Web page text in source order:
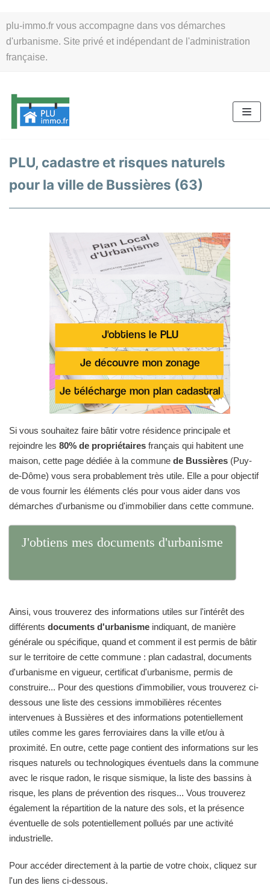
plu-immo.fr vous accompagne dans vos démarches
d'urbanisme. Site privé et indépendant de l'administration
française.
au
contenu
PLU, cadastre et risques naturels
pour la ville de Bussières (63)
Si vous souhaitez faire bâtir votre résidence principale et
rejoindre les 80% de propriétaires français qui habitent une
maison, cette page dédiée à la commune de Bussières (Puy-
de-Dôme) vous sera probablement très utile. Elle a pour objectif
de vous fournir les éléments clés pour vous aider dans vos
démarches d'urbanisme ou d'immobilier dans cette commune.
J'obtiens mes documents d'urbanisme
Ainsi, vous trouverez des informations utiles sur l'intérêt des
différents documents d'urbanisme indiquant, de manière
générale ou spécifique, quand et comment il est permis de bâtir
sur le territoire de cette commune : plan cadastral, documents
d'urbanisme en vigueur, certificat d'urbanisme, permis de
construire... Pour des questions d'immobilier, vous trouverez ci-
dessous une liste des cessions immobilières récentes
intervenues à Bussières et des informations potentiellement
utiles comme les gares ferroviaires dans la ville et/ou à
proximité. En outre, cette page contient des informations sur les
risques naturels ou technologiques éventuels dans la commune
avec le risque radon, le risque sismique, la liste des bassins à
risque, les plans de prévention des risques... Vous trouverez
également la répartition de la nature des sols, et la présence
éventuelle de sols potentiellement pollués par une activité
industrielle.
Pour accéder directement à la partie de votre choix, cliquez sur
l'un des liens ci-dessous.